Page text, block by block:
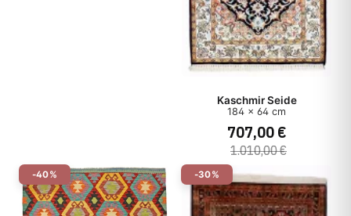
Kaschmir Seide
184 x 64 cm
707,00 €
1.010,00 €
-40% -30%